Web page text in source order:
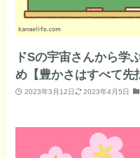
ドSの宇宙さんから学
め【豊かさはすべて先
2023年3月12日 2023年4月5日